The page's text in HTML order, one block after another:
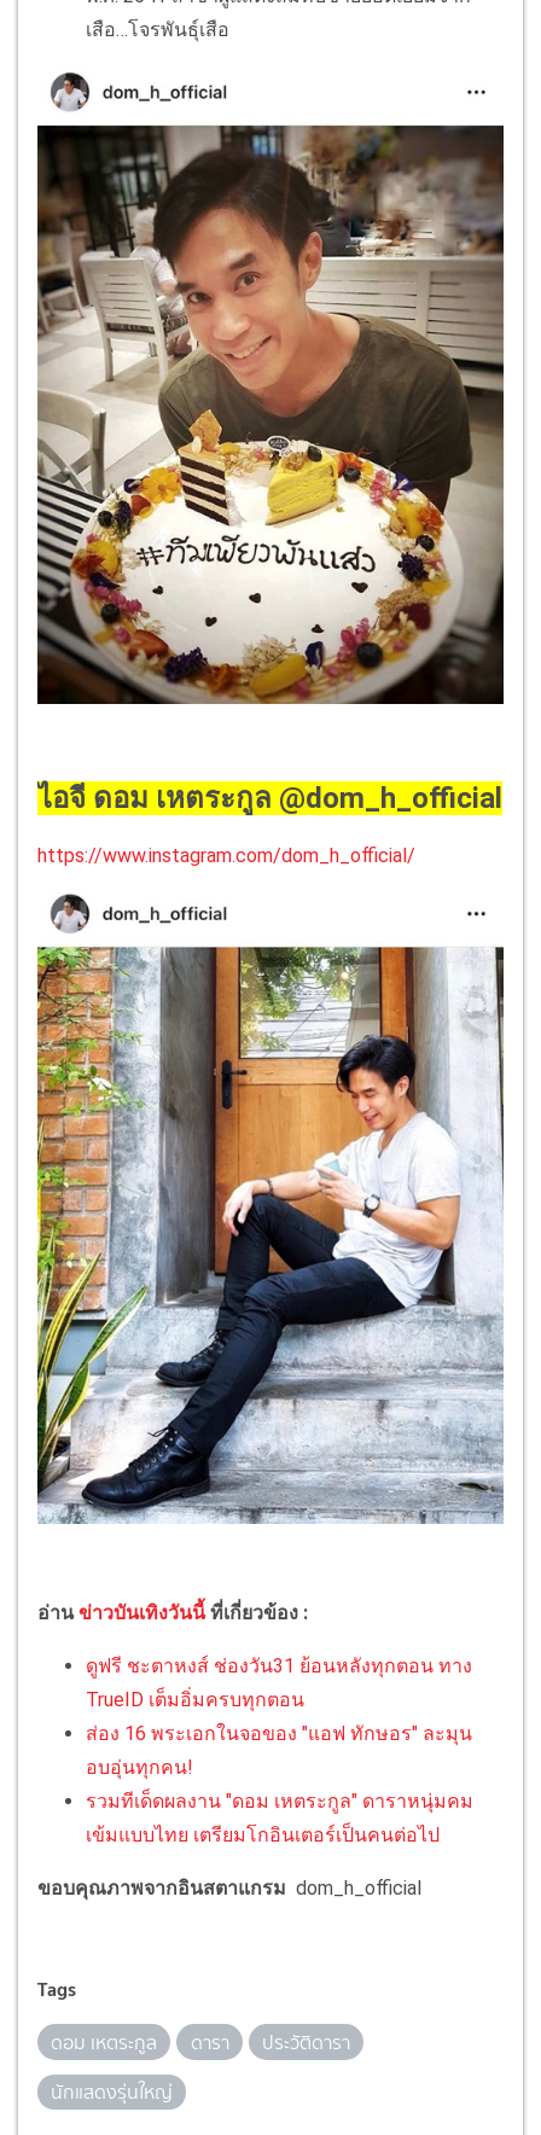
เสือ…โจรพันธุ์เสือ
ไอจี ดอม เหตระกูล @dom_h_official
https://www.instagram.com/dom_h_official/
อ่านข่าวบันเทิงวันนี้ ที่เกี่ยวข้อง :
ดูฟรี ชะตาหงส์ ช่องวัน31 ย้อนหลังทุกตอน ทาง
TrueID เต็มอิ่มครบทุกตอน
ส่อง 16 พระเอกในจอของ "แอฟ ทักษอร" ละมุน
อบอุ่นทุกคน!
รวมทีเด็ดผลงาน "ดอม เหตระกูล"​ ดาราหนุ่มคม
เข้มแบบไทย เตรียมโกอินเตอร์เป็นคนต่อไป
ขอบคุณภาพจากอินสตาแกรม dom_h_official
Tags
ดอม เหตระกูล ดารา
ประวัติดารา
นักแสดงรุ่นใหญ่